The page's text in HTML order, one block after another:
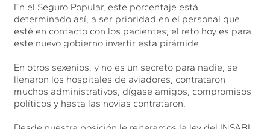
En el Seguro Popular, este porcentaje está
determinado así, a ser prioridad en el personal que
esté en contacto con los pacientes; el reto hoy es para
este nuevo gobierno invertir esta pirámide.
En otros sexenios, y no es un secreto para nadie, se
llenaron los hospitales de aviadores, contrataron
muchos administrativos, dígase amigos, compromisos
políticos y hasta las novias contrataron.